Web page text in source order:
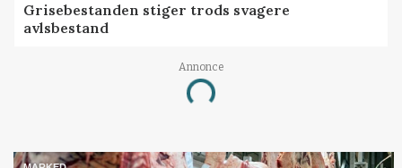
Grisebestanden stiger trods svagere
avlsbestand
Annonce
Loading...